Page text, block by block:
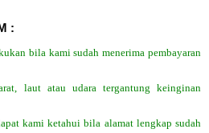
:
bila kami sudah menerima pembayaran
laut atau udara tergantung keinginan
kami ketahui bila alamat lengkap sudah